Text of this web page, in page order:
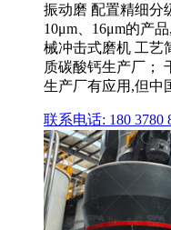
振动磨 配置精细分
10μm、16μm的产
械冲击式磨机 工艺
质碳酸钙生产厂；
生产厂有应用,但中
联系电话: 180 3780